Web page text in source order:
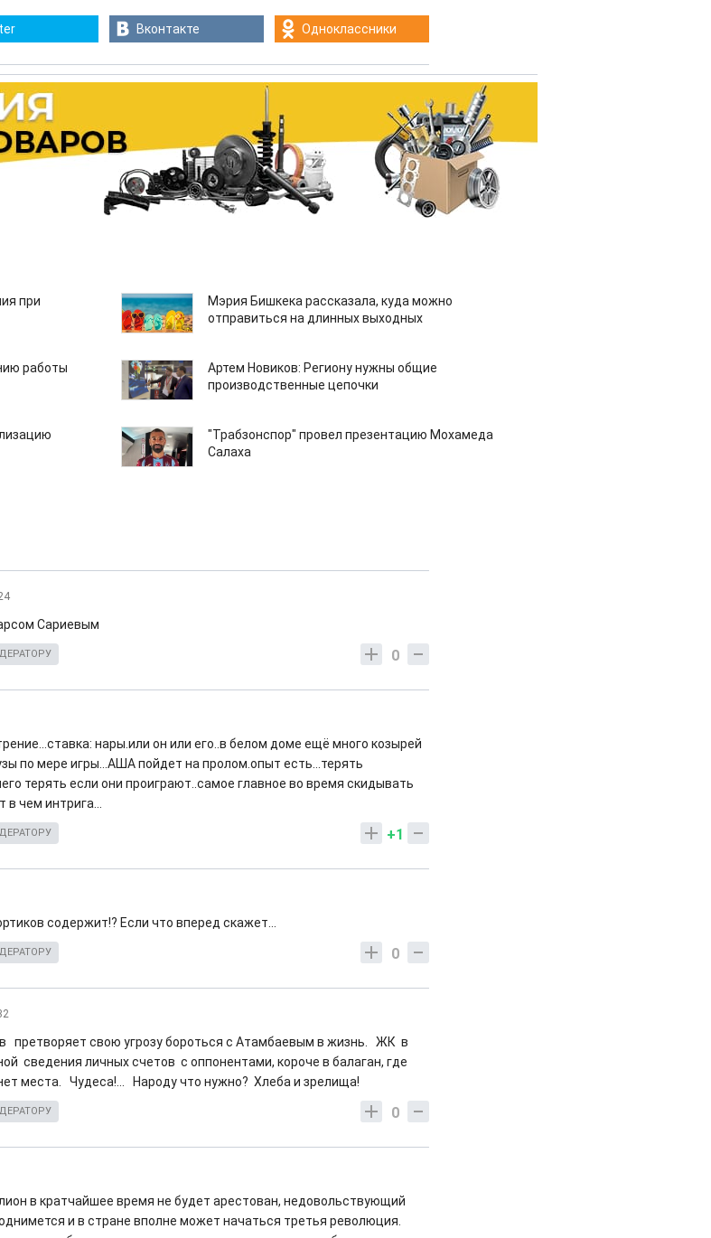
Вконтакте Одноклассники
при
Мэрия Бишкека рассказала, куда можно
отправиться на длинных выходных
работы
Артем Новиков: Региону нужны общие
производственные цепочки
"Трабзонспор" провел презентацию Мохамеда
Салаха
Сариевым
0
нары.или он или его..в белом доме ещё много козырей
по мере игры...АША пойдет на пролом.опыт есть...терять
терять если они проиграют..самое главное во время скидывать
в чем интрига...
+1
содержит!? Если что вперед скажет...
0
претворяет свою угрозу бороться с Атамбаевым в жизнь. ЖК в
сведения личных счетов с оппонентами, короче в балаган, где
места. Чудеса!... Народу что нужно? Хлеба и зрелища!
0
в кратчайшее время не будет арестован, недовольствующий
и в стране вполне может начаться третья революция.